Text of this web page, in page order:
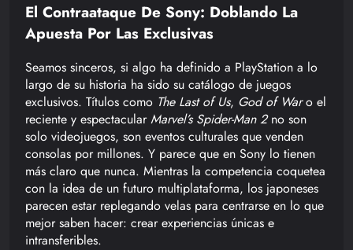
El Contraataque De Sony: Doblando La
Apuesta Por Las Exclusivas
Seamos sinceros, si algo ha definido a PlayStation a lo
largo de su historia ha sido su catálogo de juegos
exclusivos. Títulos como The Last of Us, God of Waro el
reciente y espectacularMarvel’s Spider-Man 2no son
solo videojuegos, son eventos culturales que venden
consolas por millones. Y parece que en Sony lo tienen
más claro que nunca. Mientras la competencia coquetea
con la idea de un futuro multiplataforma, los japoneses
parecen estar replegando velas para centrarse en lo que
mejor saben hacer: crear experiencias únicas e
intransferibles.